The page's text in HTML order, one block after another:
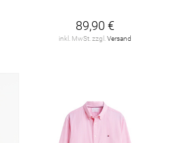
89,90 €
inkl. MwSt. zzgl.Versand